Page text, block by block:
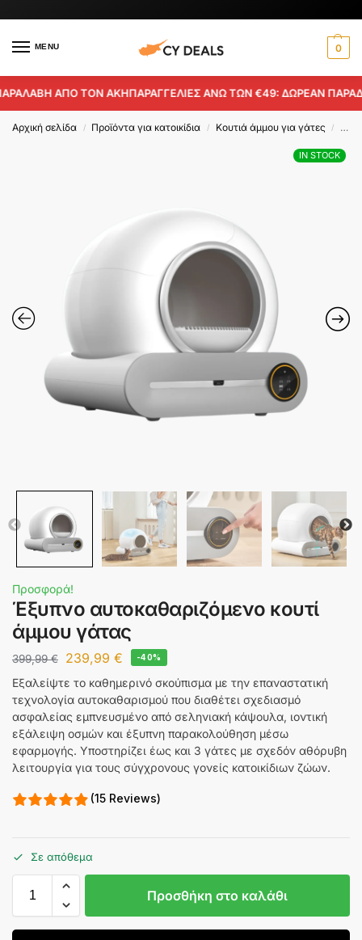
MENU 0
ΑΠΟ ΤΟΝ ΑΚΗΠΑΡΑΓΓΕΛΙΕΣ ΑΝΩ ΤΩΝ €49: ΔΩΡΕΑΝ
Αρχική σελίδα / Προϊόντα για κατοικίδια / Κουτιά άμμου για γάτες /
IN STOCK
Προσφορά!
Έξυπνο αυτοκαθαριζόμενο κουτί
άμμου γάτας
399,99€ 239,99 € -40%
Εξαλείψτε το καθημερινό σκούπισμα με την επαναστατική
τεχνολογία αυτοκαθαρισμού που διαθέτει σχεδιασμό
ασφαλείας εμπνευσμένο από σεληνιακή κάψουλα, ιοντική
εξάλειψη οσμών και έξυπνη παρακολούθηση μέσω
εφαρμογής. Υποστηρίζει έως και 3 γάτες με σχεδόν αθόρυβη
λειτουργία για τους σύγχρονους γονείς κατοικίδιων ζώων.
(15 Reviews)
Σε απόθεμα
Προσθήκη στο καλάθι